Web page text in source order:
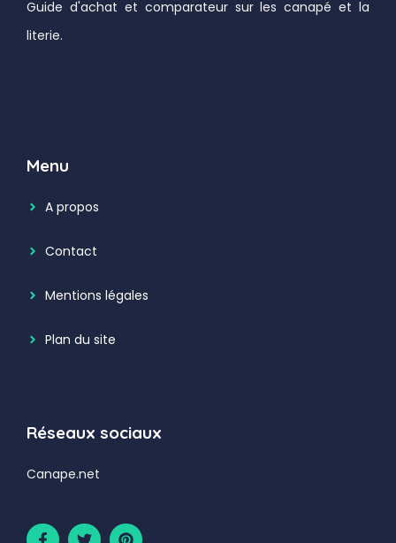
Guide d'achat et comparateur sur les canapé et la
literie.
Menu
A propos
Contact
Mentions légales
Plan du site
Réseaux sociaux
Canape.net